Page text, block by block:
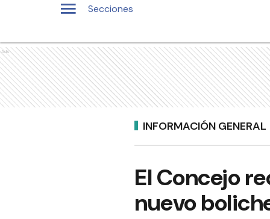
Secciones
Ads
INFORMACIÓN GENERAL
El Concejo
nuevo